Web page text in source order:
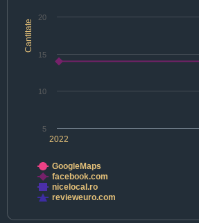
Cantitate
2022
5
10
15
20
GoogleMaps
facebook.com
nicelocal.ro
revieweuro.com